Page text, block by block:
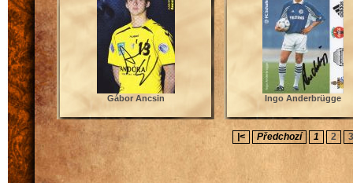
Gábor Ancsin Ingo Anderbrügge
|< Předchozí 1 2 3